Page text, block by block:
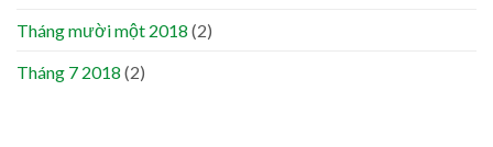
Tháng mười một 2018 (2)
Tháng 7 2018 (2)